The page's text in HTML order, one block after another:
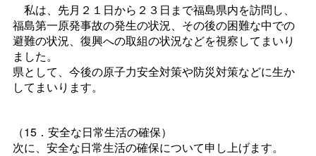
私は、先月２１日から２３日まで福島県内を訪問し、
福島第一原発事故の発生の状況、その後の困難な中での
避難の状況、復興への取組の状況などを視察してまいり
ました。
県として、今後の原子力安全対策や防災対策などに生か
してまいります。
（15．安全な日常生活の確保）
次に、安全な日常生活の確保について申し上げます。